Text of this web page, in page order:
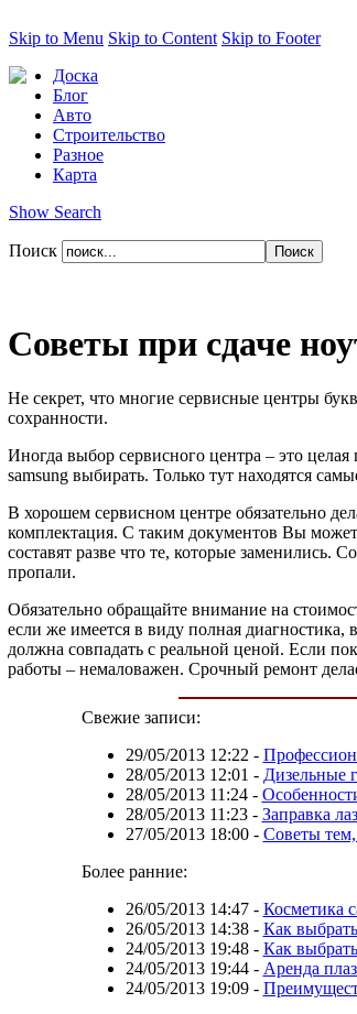
Skip to Menu Skip to Content Skip to Footer
Доска
Блог
Авто
Строительство
Разное
Карта
Show Search
Поиск
Советы при сдаче
Не секрет, что многие сервисные центры
сохранности.
Иногда выбор сервисного центра – это
samsung выбирать. Только тут находятся
В хорошем сервисном центре обязательно
комплектация. С таким документов Вы
составят разве что те, которые заменились.
пропали.
Обязательно обращайте внимание на
если же имеется в виду полная диагностика,
должна совпадать с реальной ценой. Если
работы – немаловажен. Срочный ремонт
Свежие записи:
29/05/2013 12:22 -
28/05/2013 12:01 - Дизельные
28/05/2013 11:24-
28/05/2013 11:23- Заправка
27/05/2013 18:00- Советы
Более ранние:
26/05/2013 14:47- Косметика
26/05/2013 14:38- Как
24/05/2013 19:48- Как
24/05/2013 19:44- Аренда
24/05/2013 19:09-